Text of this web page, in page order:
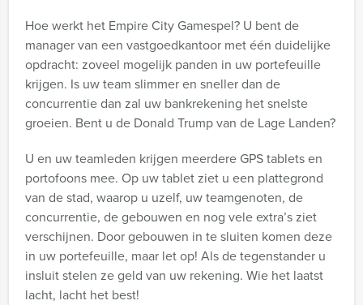
Hoe werkt het Empire City Gamespel? U bent de
manager van een vastgoedkantoor met één duidelijke
opdracht: zoveel mogelijk panden in uw portefeuille
krijgen. Is uw team slimmer en sneller dan de
concurrentie dan zal uw bankrekening het snelste
groeien. Bent u de Donald Trump van de Lage Landen?
U en uw teamleden krijgen meerdere GPS tablets en
portofoons mee. Op uw tablet ziet u een plattegrond
van de stad, waarop u uzelf, uw teamgenoten, de
concurrentie, de gebouwen en nog vele extra’s ziet
verschijnen. Door gebouwen in te sluiten komen deze
in uw portefeuille, maar let op! Als de tegenstander u
insluit stelen ze geld van uw rekening. Wie het laatst
lacht, lacht het best!